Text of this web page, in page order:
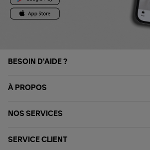
BESOIN D'AIDE ?
À PROPOS
NOS SERVICES
SERVICE CLIENT